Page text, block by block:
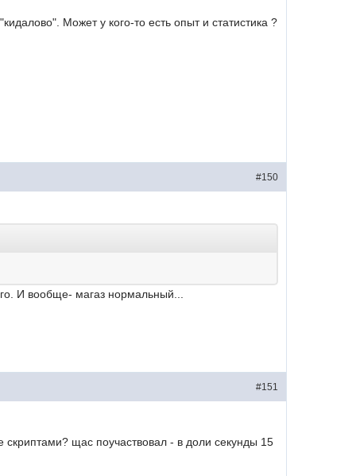
Может у кого-то есть опыт и статистика ?
#150
И вообще- магаз нормальный...
#151
скриптами? щас поучаствовал - в доли секунды 15